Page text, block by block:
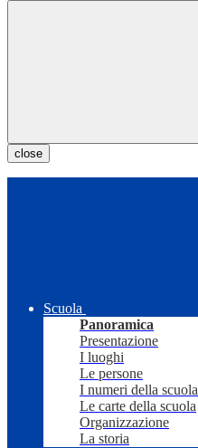
close
Scuola
Panoramica
Presentazione
I luoghi
Le persone
I numeri della scuola
Le carte della scuola
Organizzazione
La storia